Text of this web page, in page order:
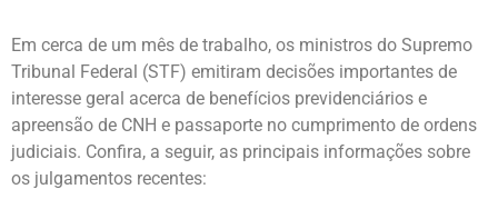
Em cerca de um mês de trabalho, os ministros do Supremo
Tribunal Federal (STF) emitiram decisões importantes de
interesse geral acerca de benefícios previdenciários e
apreensão de CNH e passaporte no cumprimento de ordens
judiciais. Confira, a seguir, as principais informações sobre
os julgamentos recentes: